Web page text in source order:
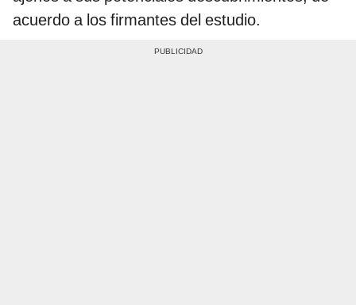
acuerdo a los firmantes del estudio.